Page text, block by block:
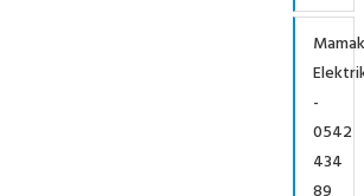
Mamak
-
0542
434